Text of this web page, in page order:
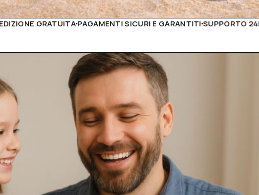
SICURI E GARANTITISUPPORTO 24HPRODOTTI DI ALTÀ